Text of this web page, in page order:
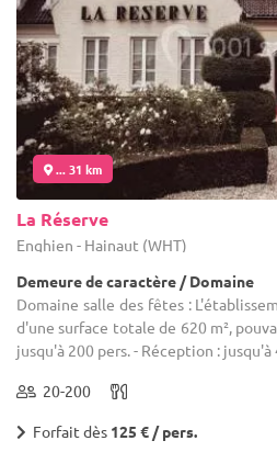
... 31 km
La Réserve
Enghien - Hainaut (WHT)
Demeure de caractère / Domaine
Domaine salle des fêtes :
d'une surface totale de 620 m²,
jusqu'à 200 pers. - Réception : jusqu'à
20-200
Forfait dès 125 € / pers.